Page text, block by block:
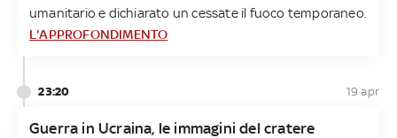
umanitario e dichiarato un cessate il fuoco temporaneo.
L'APPROFONDIMENTO
23:20 19 apr
Guerra in Ucraina, le immagini del cratere